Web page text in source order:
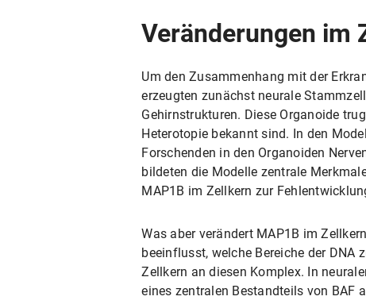
Veränderungen im
Um den Zusammenhang mit der
erzeugten zunächst neurale
Gehirnstrukturen. Diese Organoide
Heterotopie bekannt sind. In den
Forschenden in den Organoiden
bildeten die Modelle zentrale
MAP1B im Zellkern zur
Was aber verändert MAP1B im
beeinflusst, welche Bereiche der DNA
Zellkern an diesen Komplex. In
eines zentralen Bestandteils von BAF